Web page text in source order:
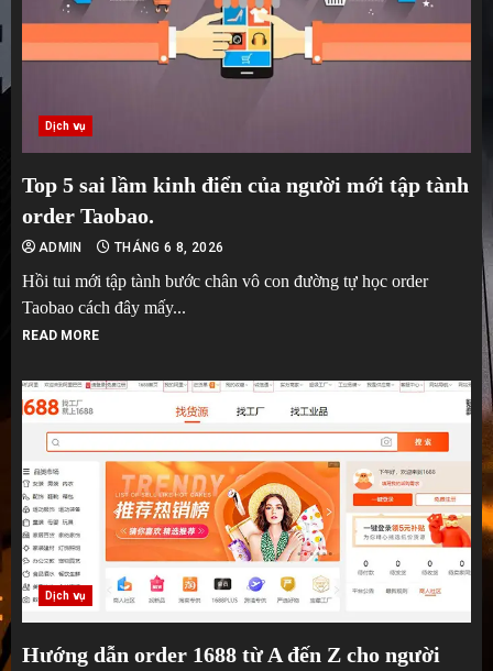
Dịch vụ
Top 5 sai lầm kinh điển của người mới tập tành
order Taobao.
ADMIN THÁNG 6 8, 2026
Hồi tui mới tập tành bước chân vô con đường tự học order
Taobao cách đây mấy...
READ MORE
Dịch vụ
Hướng dẫn order 1688 từ A đến Z cho người